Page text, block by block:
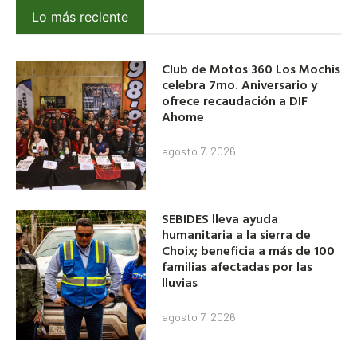
Lo más reciente
Club de Motos 360 Los Mochis
celebra 7mo. Aniversario y
ofrece recaudación a DIF
Ahome
agosto 7, 2026
SEBIDES lleva ayuda
humanitaria a la sierra de
Choix; beneficia a más de 100
familias afectadas por las
lluvias
agosto 7, 2026